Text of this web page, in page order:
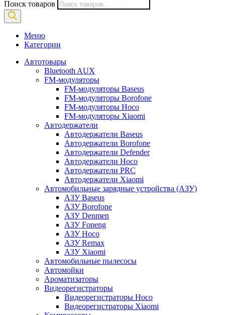
Поиск товаров
Меню
Категории
Автотовары
Bluetooth AUX
FM-модуляторы
FM-модуляторы Baseus
FM-модуляторы Borofone
FM-модуляторы Hoco
FM-модуляторы Xiaomi
Автодержатели
Автодержатели Baseus
Автодержатели Borofone
Автодержатели Defender
Автодержатели Hoco
Автодержатели PRC
Автодержатели Xiaomi
Автомобильные зарядные устройства (АЗУ)
АЗУ Baseus
АЗУ Borofone
АЗУ Denmen
АЗУ Foneng
АЗУ Hoco
АЗУ Remax
АЗУ Xiaomi
Автомобильные пылесосы
Автомойки
Ароматизаторы
Видеорегистраторы
Видеорегистраторы Hoco
Видеорегистраторы Xiaomi